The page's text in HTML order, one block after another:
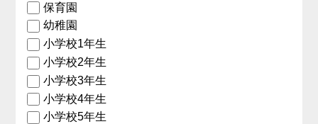
保育園
幼稚園
小学校1年生
小学校2年生
小学校3年生
小学校4年生
小学校5年生